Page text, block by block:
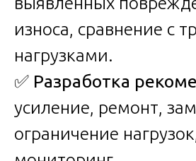
износа, сравнение с
нагрузками.
✅ Разработка
усиление, ремонт,
ограничение